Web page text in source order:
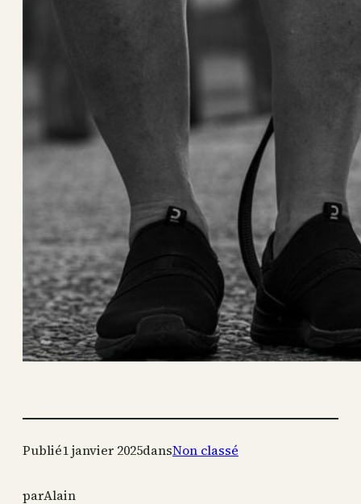
Publié1 janvier 2025dansNon classé
parAlain